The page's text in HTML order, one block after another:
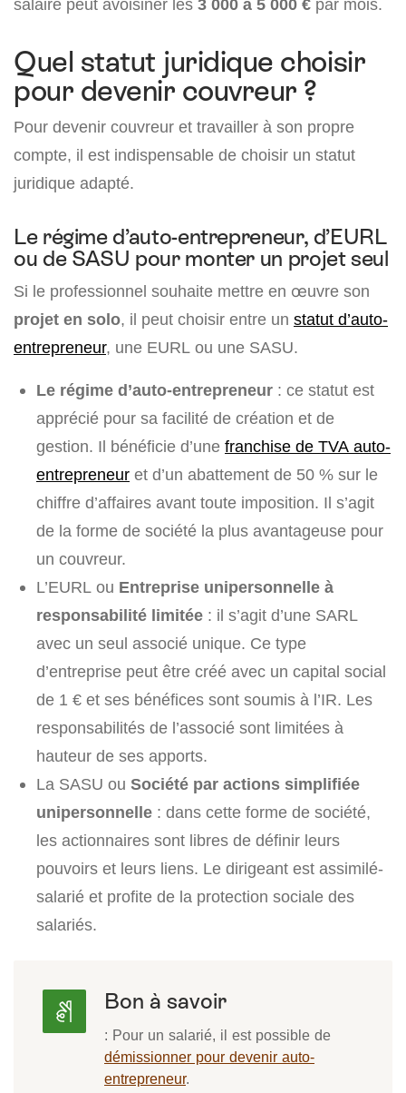
salaire peut avoisiner les 3 000 à 5 000 € par mois.
Quel statut juridique choisir
pour devenir couvreur ?
Pour devenir couvreur et travailler à son propre
compte, il est indispensable de choisir un statut
juridique adapté.
Le régime d’auto-entrepreneur, d’EURL
ou de SASU pour monter un projet seul
Si le professionnel souhaite mettre en œuvre son
projet en solo, il peut choisir entre un statut d’auto-
entrepreneur, une EURL ou une SASU.
Le régime d’auto-entrepreneur : ce statut est
apprécié pour sa facilité de création et de
gestion. Il bénéficie d’une franchise de TVA auto-
entrepreneur et d’un abattement de 50 % sur le
chiffre d’affaires avant toute imposition. Il s’agit
de la forme de société la plus avantageuse pour
un couvreur.
L’EURL ou Entreprise unipersonnelle à
responsabilité limitée : il s’agit d’une SARL
avec un seul associé unique. Ce type
d’entreprise peut être créé avec un capital social
de 1 € et ses bénéfices sont soumis à l’IR. Les
responsabilités de l’associé sont limitées à
hauteur de ses apports.
La SASU ou Société par actions simplifiée
unipersonnelle : dans cette forme de société,
les actionnaires sont libres de définir leurs
pouvoirs et leurs liens. Le dirigeant est assimilé-
salarié et profite de la protection sociale des
salariés.
Bon à savoir
: Pour un salarié, il est possible de
démissionner pour devenir auto-
entrepreneur.